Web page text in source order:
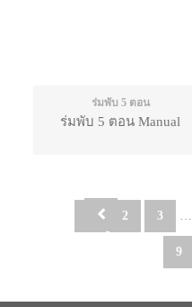
ร่มพับ 5 ตอน
ร่มพับ 5 ตอน Manual
2 3 …
9